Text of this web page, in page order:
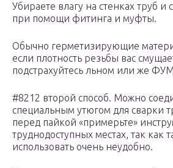
Убираете влагу на стенках труб и
при помощи фитинга и муфты.
Обычно герметизирующие
если плотность резьбы вас
подстрахуйтесь льном или же
#8212 второй способ. Можно
специальным утюгом для сварки
перед пайкой «примерьте»
труднодоступных местах, так как
использовать очень неудобно.